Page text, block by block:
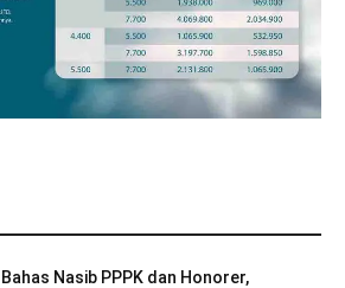
Bahas Nasib PPPK dan Honorer,